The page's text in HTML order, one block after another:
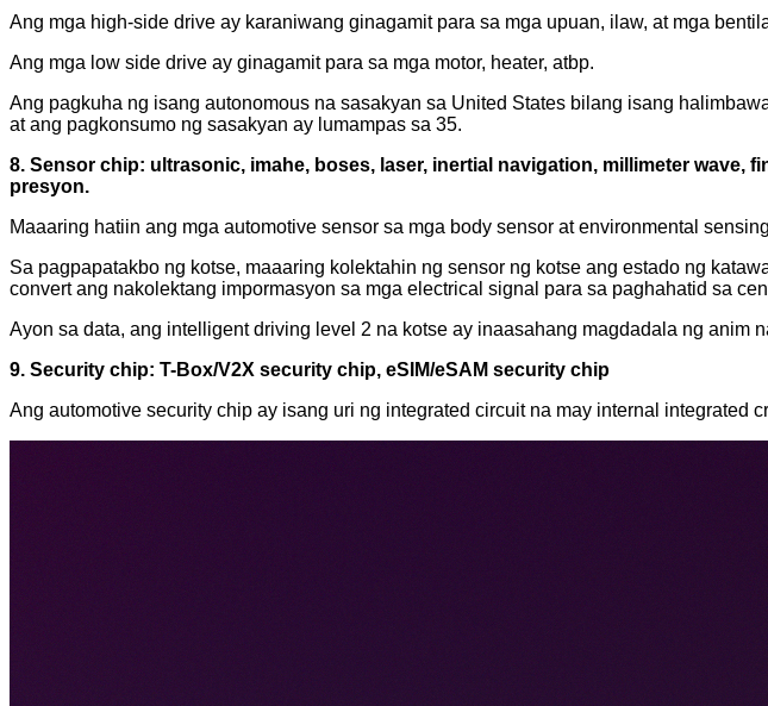
Ang mga high-side drive ay karaniwang ginagamit para sa mga upuan, ilaw, at mga
Ang mga low side drive ay ginagamit para sa mga motor, heater, atbp.
Ang pagkuha ng isang autonomous na sasakyan sa United States bilang isang
at ang pagkonsumo ng sasakyan ay lumampas sa 35.
8. Sensor chip: ultrasonic, imahe, boses, laser, inertial navigation, millimeter
presyon.
Maaaring hatiin ang mga automotive sensor sa mga body sensor at environmental
Sa pagpapatakbo ng kotse, maaaring kolektahin ng sensor ng kotse ang estado ng
convert ang nakolektang impormasyon sa mga electrical signal para sa paghahatid sa
Ayon sa data, ang intelligent driving level 2 na kotse ay inaasahang magdadala ng anim
9. Security chip: T-Box/V2X security chip, eSIM/eSAM security chip
Ang automotive security chip ay isang uri ng integrated circuit na may internal integrated